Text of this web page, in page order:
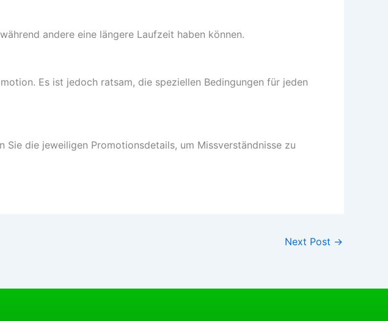
andere eine längere Laufzeit haben können.
Es ist jedoch ratsam, die speziellen Bedingungen für jeden
die jeweiligen Promotionsdetails, um Missverständnisse zu
Next Post →